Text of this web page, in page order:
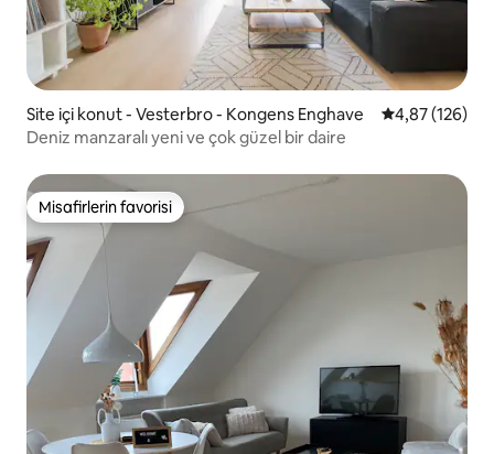
Site içi konut - Vesterbro - Kongens Enghave 5 üzerinden
4,87 (126)
Deniz manzaralı yeni ve çok güzel bir daire
Misafirlerin favorisi
Misafirlerin favorisi